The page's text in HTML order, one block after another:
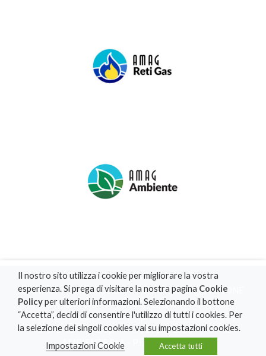
PRIVACY POLICY|COOKIE POLICY|DICHIARAZIONE
DI ACCESSIBILITA'|CREDITS| AMAG SpA - P.I.
01830160063 | SO.GE.RI. SpA - P.I. 02525300063 |
AMAG RETI GAS SpA - P.I. 02524710064 | AMAG
AMBIENTE SpA - P.I. 02453870061
Il nostro sito utilizza i cookie per migliorare la vostra
esperienza. Si prega di visitare la nostra pagina Cookie
Policyper ulteriori informazioni. Selezionando il bottone
“Accetta”, decidi di consentire l'utilizzo di tutti i cookies. Per
la selezione dei singoli cookies vai su impostazioni cookies.
Impostazioni Cookie
Accetta tutti